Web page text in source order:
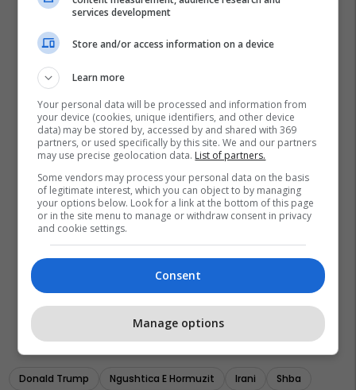
Donald Trump Ngushtica E Hormuzit Irani
Shba
services development
Store and/or access information on a device
Learn more
Your personal data will be processed and information from
your device (cookies, unique identifiers, and other device
data) may be stored by, accessed by and shared with 369
partners, or used specifically by this site. We and our partners
may use precise geolocation data. List of partners.
Some vendors may process your personal data on the basis
of legitimate interest, which you can object to by managing
your options below. Look for a link at the bottom of this page
or in the site menu to manage or withdraw consent in privacy
and cookie settings.
Consent
Manage options